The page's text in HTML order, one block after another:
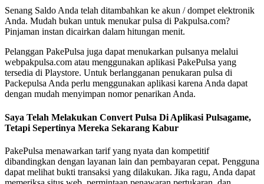
Senang Saldo Anda telah ditambahkan ke akun / dompet elektronik
Anda. Mudah bukan untuk menukar pulsa di Pakpulsa.com?
Pinjaman instan dicairkan dalam hitungan menit.
Pelanggan PakePulsa juga dapat menukarkan pulsanya melalui
webpakpulsa.com atau menggunakan aplikasi PakePulsa yang
tersedia di Playstore. Untuk berlangganan penukaran pulsa di
Packepulsa Anda perlu menggunakan aplikasi karena Anda dapat
dengan mudah menyimpan nomor penarikan Anda.
Saya Telah Melakukan Convert Pulsa Di Aplikasi Pulsagame,
Tetapi Sepertinya Mereka Sekarang Kabur
PakePulsa menawarkan tarif yang nyata dan kompetitif
dibandingkan dengan layanan lain dan pembayaran cepat. Pengguna
dapat melihat bukti transaksi yang dilakukan. Jika ragu, Anda dapat